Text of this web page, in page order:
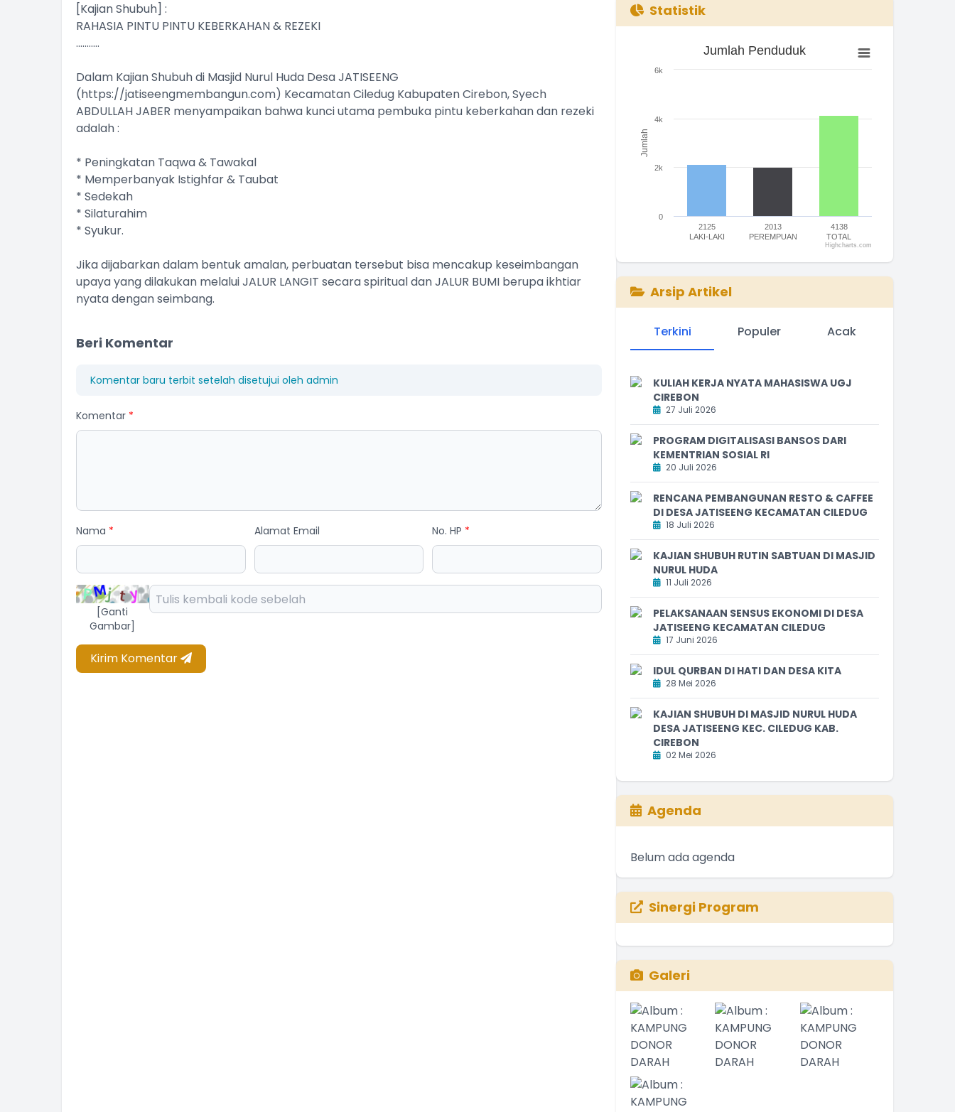
[Kajian Shubuh] :
RAHASIA PINTU PINTU KEBERKAHAN & REZEKI
...........
Dalam Kajian Shubuh di Masjid Nurul Huda Desa JATISEENG
(https://jatiseengmembangun.com) Kecamatan Ciledug Kabupaten Cirebon, Syech
ABDULLAH JABER menyampaikan bahwa kunci utama pembuka pintu keberkahan dan rezeki
adalah :
* Peningkatan Taqwa & Tawakal
* Memperbanyak Istighfar & Taubat
* Sedekah
* Silaturahim
* Syukur.
Jika dijabarkan dalam bentuk amalan, perbuatan tersebut bisa mencakup keseimbangan
upaya yang dilakukan melalui JALUR LANGIT secara spiritual dan JALUR BUMI berupa ikhtiar
nyata dengan seimbang.
Beri Komentar
Komentar baru terbit setelah disetujui oleh admin
Komentar *
Nama * Alamat Email No. HP *
[Ganti
Gambar]
Kirim Komentar
Statistik
Jumlah Penduduk
The chart has 1 X axis displaying categories.
Jumlah
Jumlah Penduduk
2125
LAKI-LAKI
2013
PEREMPUAN
4138
TOTAL
0
2k
4k
6k
Highcharts.com
Arsip Artikel
Terkini Populer Acak
KULIAH KERJA NYATA MAHASISWA UGJ
CIREBON
27 Juli 2026
PROGRAM DIGITALISASI BANSOS DARI
KEMENTRIAN SOSIAL RI
20 Juli 2026
RENCANA PEMBANGUNAN RESTO & CAFFEE
DI DESA JATISEENG KECAMATAN CILEDUG
18 Juli 2026
KAJIAN SHUBUH RUTIN SABTUAN DI MASJID
NURUL HUDA
11 Juli 2026
PELAKSANAAN SENSUS EKONOMI DI DESA
JATISEENG KECAMATAN CILEDUG
17 Juni 2026
IDUL QURBAN DI HATI DAN DESA KITA
28 Mei 2026
KAJIAN SHUBUH DI MASJID NURUL HUDA
DESA JATISEENG KEC. CILEDUG KAB.
CIREBON
02 Mei 2026
Agenda
Belum ada agenda
Sinergi Program
Galeri